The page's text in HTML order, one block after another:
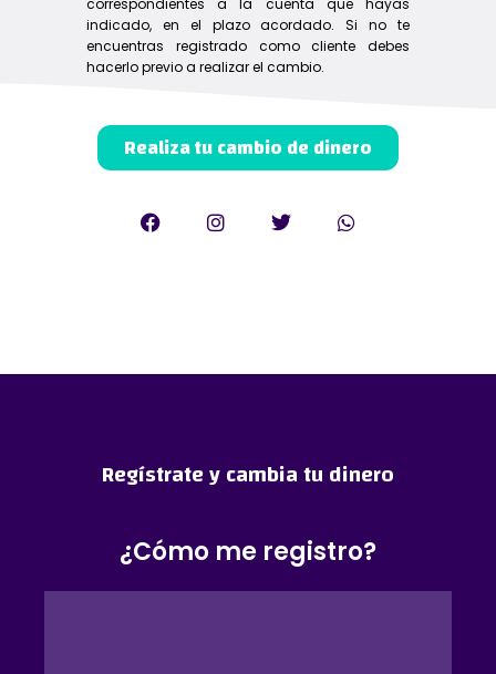
correspondientes a la cuenta que hayas
indicado, en el plazo acordado. Si no te
encuentras registrado como cliente debes
hacerlo previo a realizar el cambio.
Realiza tu cambio de dinero
Regístrate y cambia tu dinero
¿Cómo me registro?